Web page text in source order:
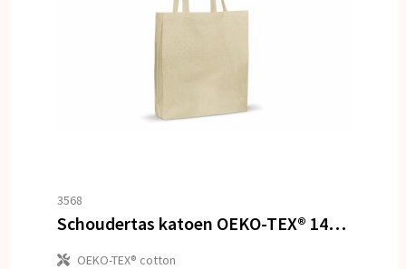
3568
Schoudertas katoen OEKO-TEX® 140g/m² 38x10x42cm
OEKO-TEX® cotton